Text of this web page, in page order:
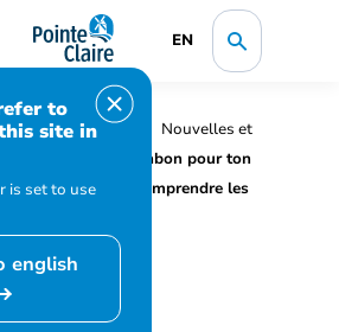
EN
to
site in
is set to use
english
municipale
Nouvelles et
C’est du bonbon pour ton
pour mieux comprendre les